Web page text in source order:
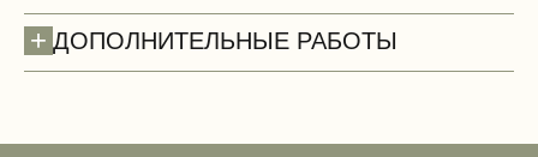
+ ДОПОЛНИТЕЛЬНЫЕ РАБОТЫ